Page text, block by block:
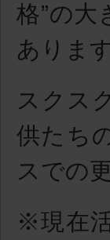
格”の大
あります
スクス
供たち
スでの
※現在